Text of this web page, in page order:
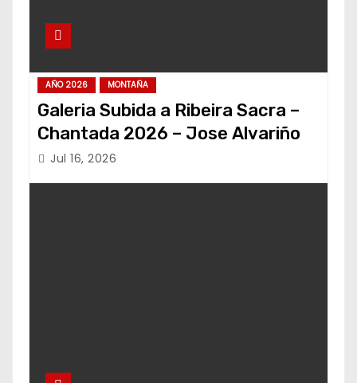
AÑO 2026 MONTAÑA
Galeria Subida a Ribeira Sacra –
Chantada 2026 – Jose Alvariño
Jul 16, 2026